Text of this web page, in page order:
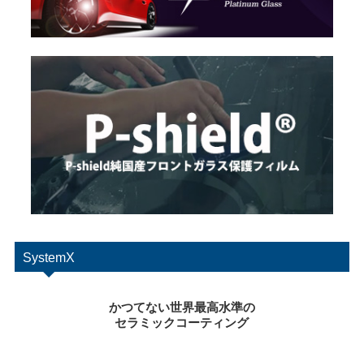
SystemX
かつてない世界最高水準の
セラミックコーティング